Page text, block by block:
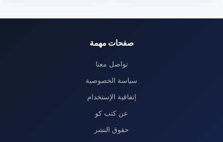
صفحات مهمة
تواصل معنا
سياسة الخصوصية
إتفاقية الإستخدام
عن كتب كو
حقوق النشر